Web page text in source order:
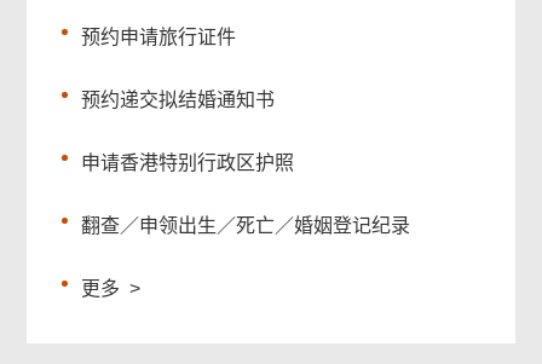
预约申请旅行证件
预约递交拟结婚通知书
申请香港特别行政区护照
翻查／申领出生／死亡／婚姻登记纪录
更多 >